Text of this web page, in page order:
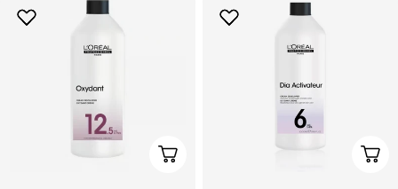
Wählen Sie Optionen